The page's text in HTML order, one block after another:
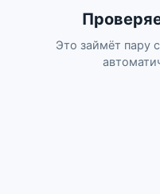
Это займёт пару